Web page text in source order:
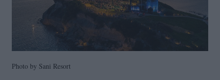
Photo by Sani Resort